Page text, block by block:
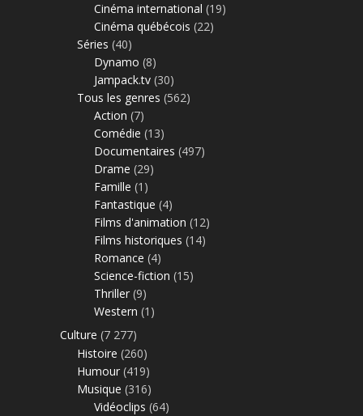
Cinéma international (19)
Cinéma québécois (22)
Séries (40)
Dynamo (8)
Jampack.tv (30)
Tous les genres (562)
Action (7)
Comédie (13)
Documentaires (497)
Drame (29)
Famille (1)
Fantastique (4)
Films d'animation (12)
Films historiques (14)
Romance (4)
Science-fiction (15)
Thriller (9)
Western (1)
Culture (7 277)
Histoire (260)
Humour (419)
Musique (316)
Vidéoclips (64)